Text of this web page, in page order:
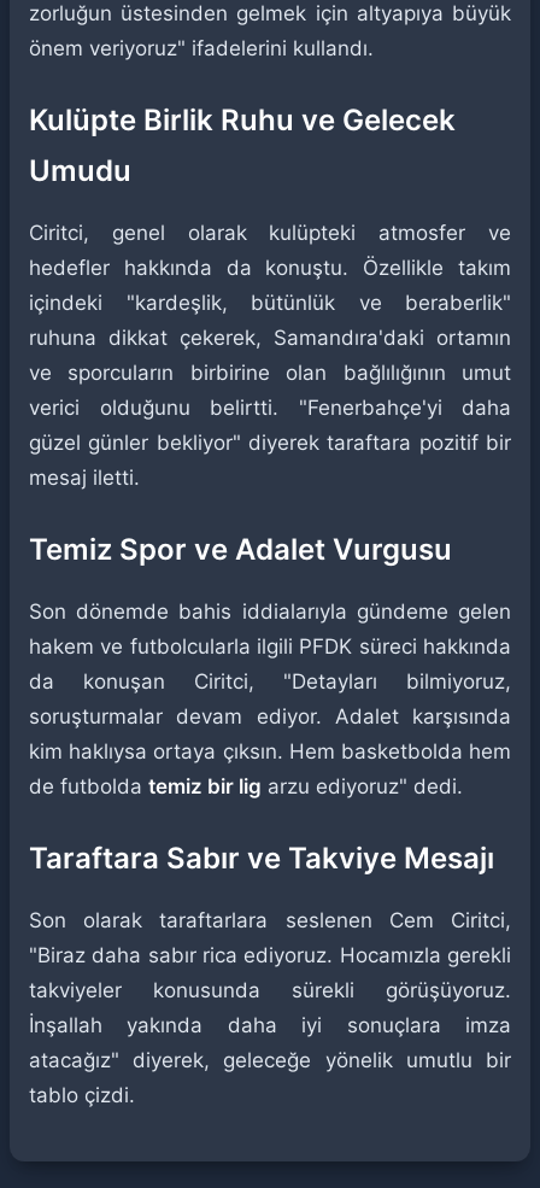
zorluğun üstesinden gelmek için altyapıya büyük
önem veriyoruz" ifadelerini kullandı.
Kulüpte Birlik Ruhu ve Gelecek
Umudu
Ciritci, genel olarak kulüpteki atmosfer ve
hedefler hakkında da konuştu. Özellikle takım
içindeki "kardeşlik, bütünlük ve beraberlik"
ruhuna dikkat çekerek, Samandıra'daki ortamın
ve sporcuların birbirine olan bağlılığının umut
verici olduğunu belirtti. "Fenerbahçe'yi daha
güzel günler bekliyor" diyerek taraftara pozitif bir
mesaj iletti.
Temiz Spor ve Adalet Vurgusu
Son dönemde bahis iddialarıyla gündeme gelen
hakem ve futbolcularla ilgili PFDK süreci hakkında
da konuşan Ciritci, "Detayları bilmiyoruz,
soruşturmalar devam ediyor. Adalet karşısında
kim haklıysa ortaya çıksın. Hem basketbolda hem
de futbolda temiz bir lig arzu ediyoruz" dedi.
Taraftara Sabır ve Takviye Mesajı
Son olarak taraftarlara seslenen Cem Ciritci,
"Biraz daha sabır rica ediyoruz. Hocamızla gerekli
takviyeler konusunda sürekli görüşüyoruz.
İnşallah yakında daha iyi sonuçlara imza
atacağız" diyerek, geleceğe yönelik umutlu bir
tablo çizdi.